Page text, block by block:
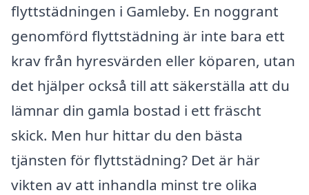
flyttstädningen i Gamleby. En noggrant
genomförd flyttstädning är inte bara ett
krav från hyresvärden eller köparen, utan
det hjälper också till att säkerställa att du
lämnar din gamla bostad i ett fräscht
skick. Men hur hittar du den bästa
tjänsten för flyttstädning? Det är här
vikten av att inhandla minst tre olika